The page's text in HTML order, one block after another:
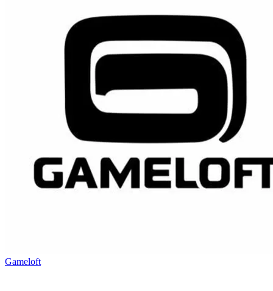
Gameloft